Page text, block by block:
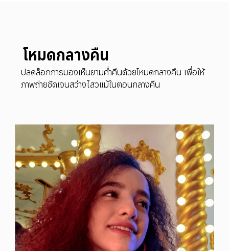
โหมดกลางคืน
ปลดล็อกการมองเห็นยามค่ำคืนด้วยโหมดกลางคืน เพื่อให้
ภาพถ่ายชัดเจนสว่างไสวแม้ในตอนกลางคืน